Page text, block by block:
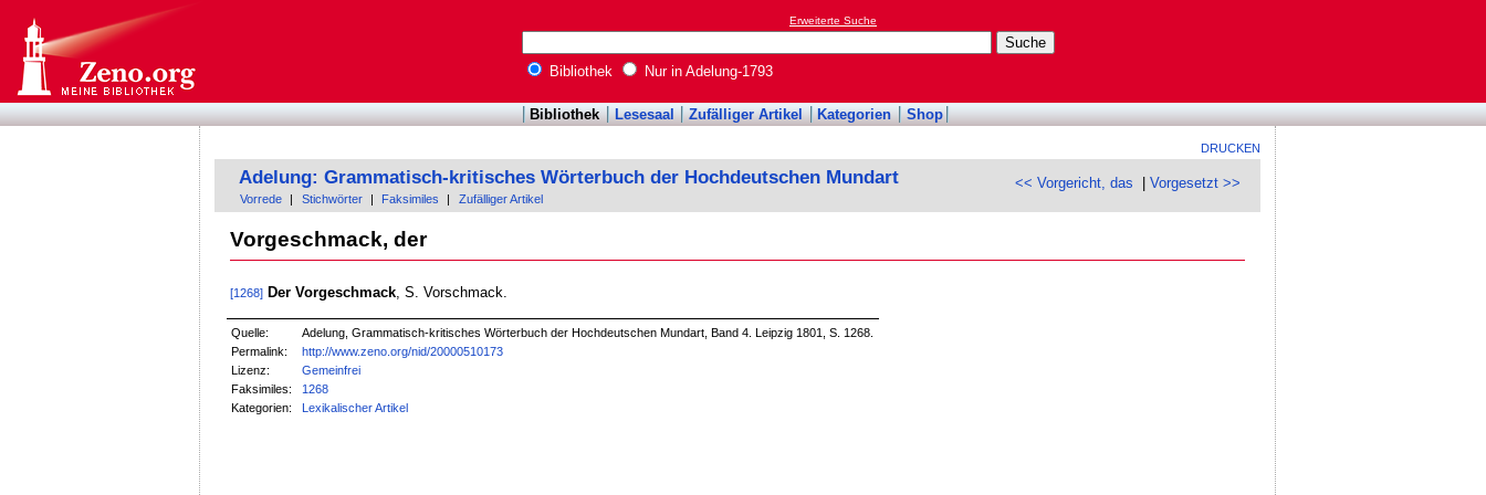
Erweiterte Suche
Bibliothek Nur in Adelung-1793
Bibliothek Lesesaal Zufälliger Artikel Kategorien Shop
DRUCKEN
<< Vorgericht, das |Vorgesetzt >>
Adelung: Grammatisch-kritisches Wörterbuch der Hochdeutschen Mundart
Vorrede Stichwörter Faksimiles Zufälliger Artikel
Vorgeschmack, der
[1268] Der Vorgeschmack, S. Vorschmack.
Quelle:
Adelung, Grammatisch-kritisches Wörterbuch der Hochdeutschen Mundart, Band 4. Leipzig 1801, S. 1268.
Permalink:
http://www.zeno.org/nid/20000510173
Lizenz:
Gemeinfrei
Faksimiles:
1268
Kategorien:
Lexikalischer Artikel